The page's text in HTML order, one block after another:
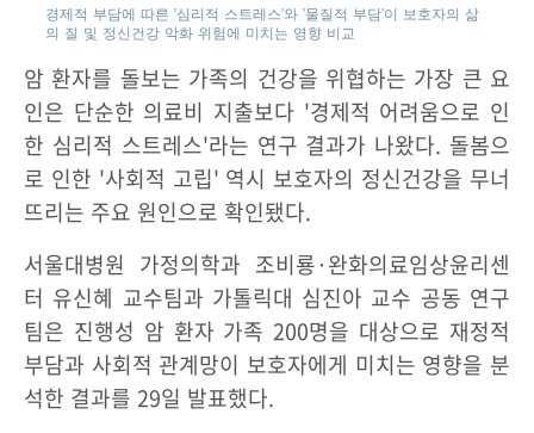
경제적 부담에 따른 '심리적 스트레스'와 '물질적 부담'이 보호자의 삶
의 질 및 정신건강 악화 위험에 미치는 영향 비교
암 환자를 돌보는 가족의 건강을 위협하는 가장 큰 요
인은 단순한 의료비 지출보다 '경제적 어려움으로 인
한 심리적 스트레스'라는 연구 결과가 나왔다. 돌봄으
로 인한 '사회적 고립' 역시 보호자의 정신건강을 무너
뜨리는 주요 원인으로 확인됐다.
서울대병원 가정의학과 조비룡·완화의료임상윤리센
터 유신혜 교수팀과 가톨릭대 심진아 교수 공동 연구
팀은 진행성 암 환자 가족 200명을 대상으로 재정적
부담과 사회적 관계망이 보호자에게 미치는 영향을 분
석한 결과를 29일 발표했다.